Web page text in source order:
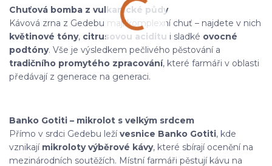
Chuťová bomba z vulkanické půdy
Kávová zrna z Gedebu mají komplexní chuť – najdete v nich
květinové tóny, citrusovou aciditu i sladké ovocné
podtóny. Vše je výsledkem pečlivého pěstování a
tradičního promytého zpracování, které farmáři v oblasti
předávají z generace na generaci.
Banko Gotiti – mikrolot s velkým srdcem
Přímo v srdci Gedebu ležívesnice Banko Gotiti, kde
vznikají mikroloty výběrové kávy, které sbírají ocenění na
mezinárodních soutěžích. Místní farmáři pěstují kávu na